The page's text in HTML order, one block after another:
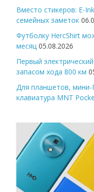
Вместо стикеров: E-
семейных заметок
Футболку HercShirt
месяц 05.08.2026
Первый
запасом хода 800 км
Для планшетов,
клавиатура MNT